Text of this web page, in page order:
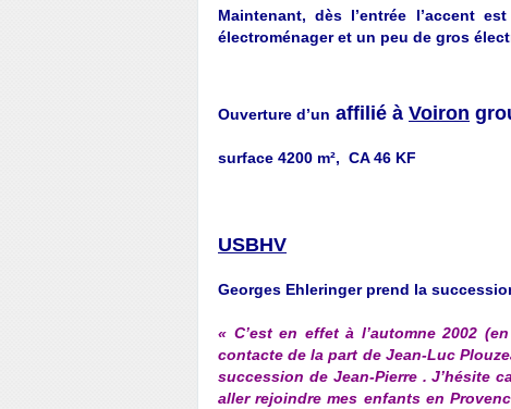
Maintenant, dès l’entrée l’accent
électroménager et un peu de gros
Ouverture d’un affilié à Voiron
surface 4200 m², CA 46 KF
USBHV
Georges Ehleringer prend la
« C’est en effet à l’automne 2002
contacte de la part de Jean-Luc
succession de Jean-Pierre . J’hésite
aller rejoindre mes enfants en